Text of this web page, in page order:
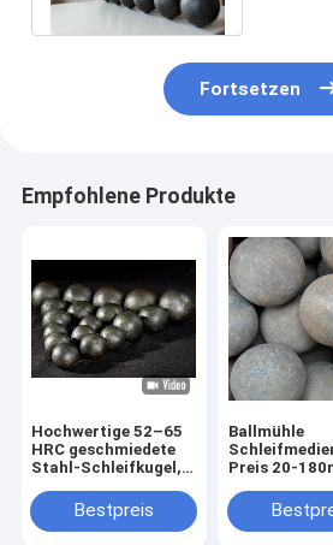
Fortsetzen
Empfohlene Produkte
Hochwertige 52–65
HRC geschmiedete
Stahl-Schleifkugel,
geschmiedete
Schleifkugel
Bestpreis
Ballmühle
Preis 20-
Stahlkugel für
Bergbau